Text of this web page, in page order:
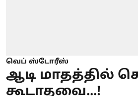
வெப் ஸ்டோரீஸ்
ஆடி மாதத்தில்
கூடாதவை...!